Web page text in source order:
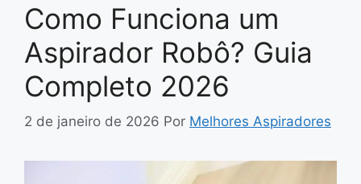
Como Funciona um
Aspirador Robô? Guia
Completo 2026
2 de janeiro de 2026 Por Melhores Aspiradores